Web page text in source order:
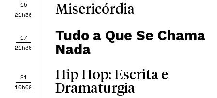
15
21h30
Misericórdia
17
21h30
Tudo a Que Se Chama
Nada
21
10h00
Hip Hop: Escrita e
Dramaturgia